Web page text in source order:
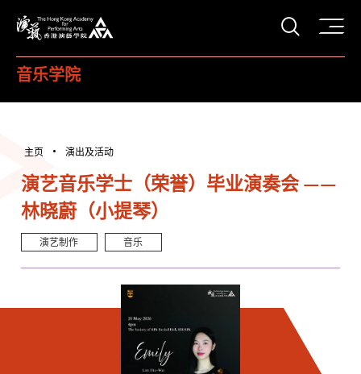
打开
音乐学院
主页 演出及活动
演艺音乐学士（荣誉）毕业演奏会 ——
林晓蔚（小提琴）
演艺制作 音乐